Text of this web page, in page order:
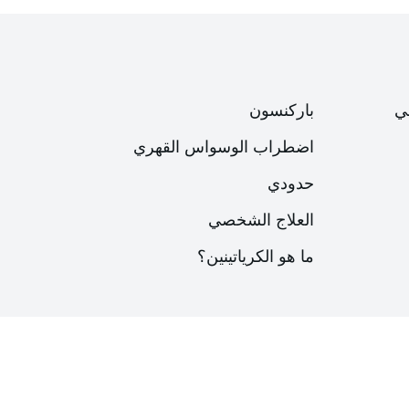
باركنسون
اضطراب الوسواس القهري
حدودي
العلاج الشخصي
ما هو الكرياتينين؟